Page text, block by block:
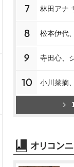
7 林田アナ
8 松本伊代
9 寺田心、
10 小川菜摘